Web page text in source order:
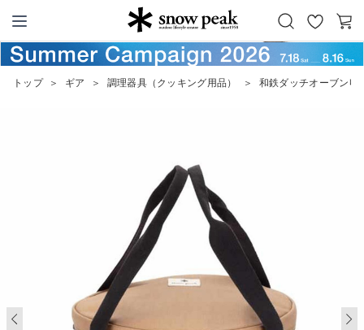
Snow Peak
お
気
カ
ー
ト
トップ ＞ ギア ＞ 調理器具（クッキング用品） ＞ 和鉄ダッチオーブン収